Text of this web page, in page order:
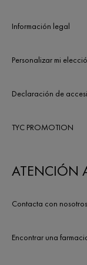
Información legal
Personalizar mi
Declaración de
TYC PROMOTION
ATENCIÓN
Contacta con nosotros
Encontrar una